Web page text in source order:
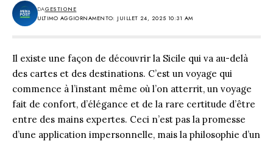
ULTIMO AGGIORNAMENTO: JUILLET 24, 2025 10:31 AM
DAGESTIONE
Il existe une façon de découvrir la Sicile qui va au-delà
des cartes et des destinations. C’est un voyage qui
commence à l’instant même où l’on atterrit, un voyage
fait de confort, d’élégance et de la rare certitude d’être
entre des mains expertes. Ceci n’est pas la promesse
d’une application impersonnelle, mais la philosophie d’un